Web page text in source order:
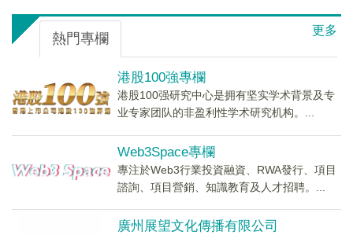
更多
熱門專欄
港股100強專欄
港股100强研究中心是拥有坚实学术背景及专
业专家团队的非盈利性学术研究机构。...
Web3Space專欄
專注於Web3行業投資融資、RWA發行、項目
諮詢、項目營銷、知識教育及人才招聘。...
廣州展望文化傳播有限公司